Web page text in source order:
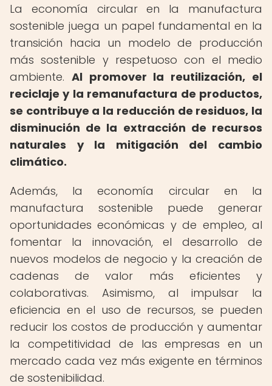
La economía circular en la manufactura
sostenible juega un papel fundamental en la
transición hacia un modelo de producción
más sostenible y respetuoso con el medio
ambiente. Al promover la reutilización, el
reciclaje y la remanufactura de productos,
se contribuye a la reducción de residuos, la
disminución de la extracción de recursos
naturales y la mitigación del cambio
climático.
Además, la economía circular en la
manufactura sostenible puede generar
oportunidades económicas y de empleo, al
fomentar la innovación, el desarrollo de
nuevos modelos de negocio y la creación de
cadenas de valor más eficientes y
colaborativas. Asimismo, al impulsar la
eficiencia en el uso de recursos, se pueden
reducir los costos de producción y aumentar
la competitividad de las empresas en un
mercado cada vez más exigente en términos
de sostenibilidad.